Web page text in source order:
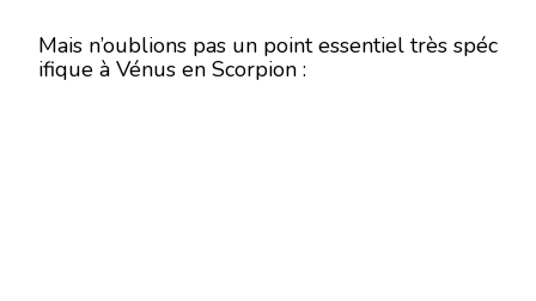
Mais n’oublions pas un point essentiel très spéc
ifique à Vénus en Scorpion :